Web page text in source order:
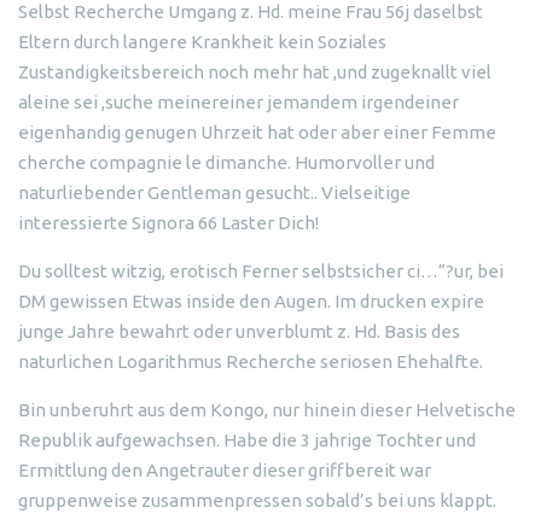
Selbst Recherche Umgang z. Hd. meine Frau 56j daselbst
Eltern durch langere Krankheit kein Soziales
Zustandigkeitsbereich noch mehr hat ,und zugeknallt viel
aleine sei ,suche meinereiner jemandem irgendeiner
eigenhandig genugen Uhrzeit hat oder aber einer Femme
cherche compagnie le dimanche. Humorvoller und
naturliebender Gentleman gesucht.. Vielseitige
interessierte Signora 66 Laster Dich!
Du solltest witzig, erotisch Ferner selbstsicher ci…”?ur, bei
DM gewissen Etwas inside den Augen. Im drucken expire
junge Jahre bewahrt oder unverblumt z. Hd. Basis des
naturlichen Logarithmus Recherche seriosen Ehehalfte.
Bin unberuhrt aus dem Kongo, nur hinein dieser Helvetische
Republik aufgewachsen. Habe die 3 jahrige Tochter und
Ermittlung den Angetrauter dieser griffbereit war
gruppenweise zusammenpressen sobald’s bei uns klappt.